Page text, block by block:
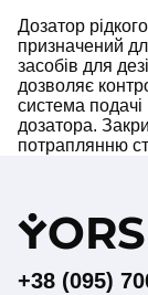
Дозатор
призначений
засобів для
дозволяє
система подачі
дозатора.
потраплянню
Y
+38 (095)